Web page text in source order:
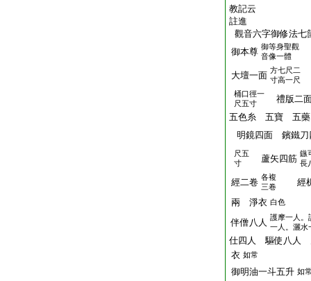
教記云
註進
觀音六字御修法七
御本尊 御等身聖觀
音像一體
大壇一面 方七尺二
寸高一尺
桶口徑一
尺五寸
禮版二
五色糸 五寶 五
明鏡四面 鑌鐵刀
尺五
寸
蘆矢四筋 鏃
長
經二卷 各複
三卷
經机
兩 淨衣 白色
伴僧八人 護摩一人。
一人。灑水
仕四人 驅使八人
衣 如常
御明油一斗五升 如